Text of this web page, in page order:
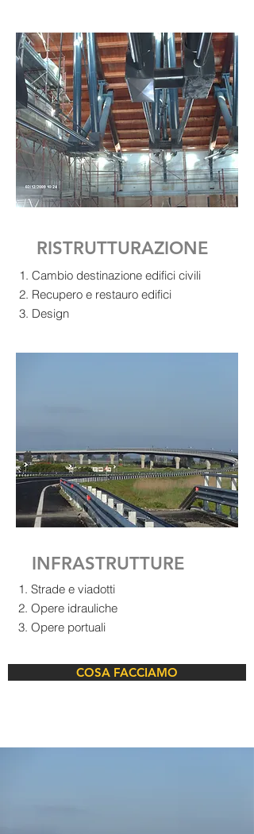
RISTRUTTURAZIONE
Cambio destinazione edifici civili
Recupero e restauro edifici
Design
INFRASTRUTTURE
Strade e viadotti
Opere idrauliche
Opere portuali
COSA FACCIAMO